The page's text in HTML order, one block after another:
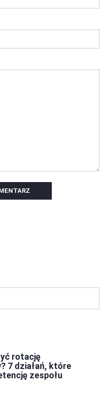
rotację
7 działań, które
zespołu